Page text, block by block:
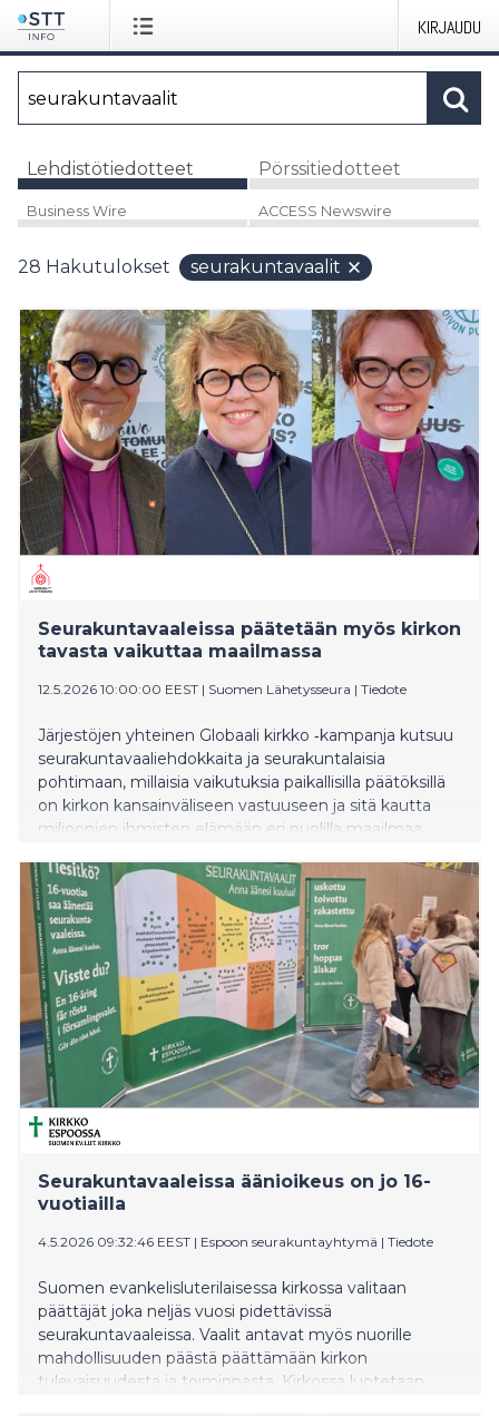
KIRJAUDU
Lehdistötiedotteet Pörssitiedotteet
Business Wire ACCESS Newswire
28 Hakutulokset seurakuntavaalit
Seurakuntavaaleissa päätetään myös kirkon
tavasta vaikuttaa maailmassa
12.5.2026 10:00:00 EEST | Suomen Lähetysseura | Tiedote
Järjestöjen yhteinen Globaali kirkko ‑kampanja kutsuu
seurakuntavaaliehdokkaita ja seurakuntalaisia
pohtimaan, millaisia vaikutuksia paikallisilla päätöksillä
on kirkon kansainväliseen vastuuseen ja sitä kautta
miljoonien ihmisten elämään eri puolilla maailmaa.
Seurakuntavaaleissa äänioikeus on jo 16-
vuotiailla
4.5.2026 09:32:46 EEST | Espoon seurakuntayhtymä | Tiedote
Suomen evankelisluterilaisessa kirkossa valitaan
päättäjät joka neljäs vuosi pidettävissä
seurakuntavaaleissa. Vaalit antavat myös nuorille
mahdollisuuden päästä päättämään kirkon
tulevaisuudesta ja toiminnasta. Kirkossa luotetaan